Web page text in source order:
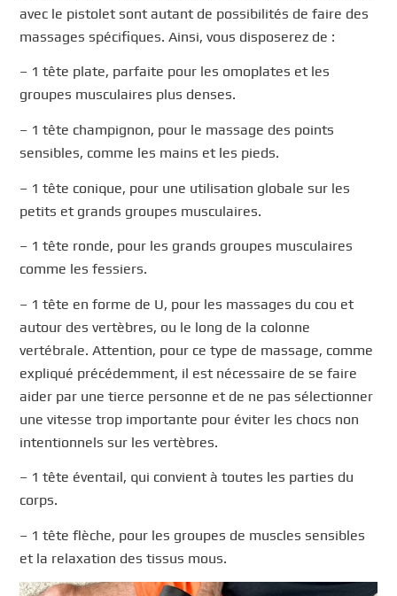
avec le pistolet sont autant de possibilités de faire des
massages spécifiques. Ainsi, vous disposerez de :
– 1 tête plate, parfaite pour les omoplates et les
groupes musculaires plus denses.
– 1 tête champignon, pour le massage des points
sensibles, comme les mains et les pieds.
– 1 tête conique, pour une utilisation globale sur les
petits et grands groupes musculaires.
– 1 tête ronde, pour les grands groupes musculaires
comme les fessiers.
– 1 tête en forme de U, pour les massages du cou et
autour des vertèbres, ou le long de la colonne
vertébrale. Attention, pour ce type de massage, comme
expliqué précédemment, il est nécessaire de se faire
aider par une tierce personne et de ne pas sélectionner
une vitesse trop importante pour éviter les chocs non
intentionnels sur les vertèbres.
– 1 tête éventail, qui convient à toutes les parties du
corps.
– 1 tête flèche, pour les groupes de muscles sensibles
et la relaxation des tissus mous.